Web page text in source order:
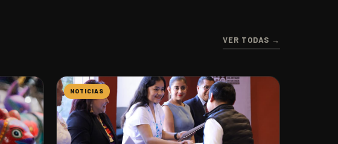
VER TODAS →
NOTICIAS